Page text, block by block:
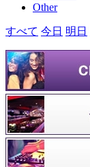
Other
すべて 今日 明日